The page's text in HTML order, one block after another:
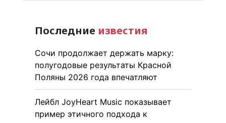
Последние известия
Сочи продолжает держать марку:
полугодовые результаты Красной
Поляны 2026 года впечатляют
Лейбл JoyHeart Music показывает
пример этичного подхода к